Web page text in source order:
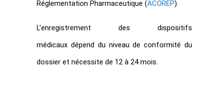
Réglementation Pharmaceutique (ACOREP).
L’enregistrement des dispositifs
médicaux dépend du niveau de conformité du
dossier et nécessite de 12 à 24 mois.